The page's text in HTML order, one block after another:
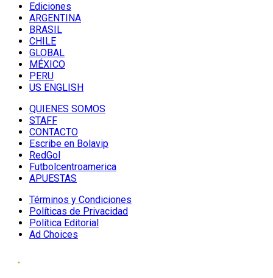
Ediciones
ARGENTINA
BRASIL
CHILE
GLOBAL
MÉXICO
PERU
US ENGLISH
QUIENES SOMOS
STAFF
CONTACTO
Escribe en Bolavip
RedGol
Futbolcentroamerica
APUESTAS
Términos y Condiciones
Políticas de Privacidad
Política Editorial
Ad Choices